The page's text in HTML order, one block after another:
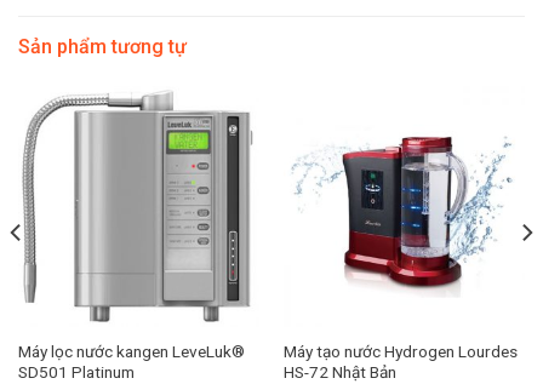
Sản phẩm tương tự
Máy lọc nước kangen LeveLuk®
SD501 Platinum
Máy tạo nước Hydrogen Lourdes
HS-72 Nhật Bản